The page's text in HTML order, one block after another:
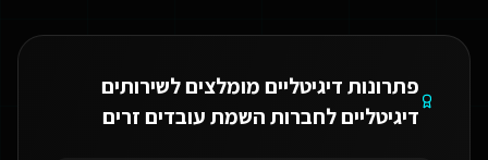
פתרונות דיגיטליים מומלצים לשירותים
דיגיטליים לחברות השמת עובדים זרים